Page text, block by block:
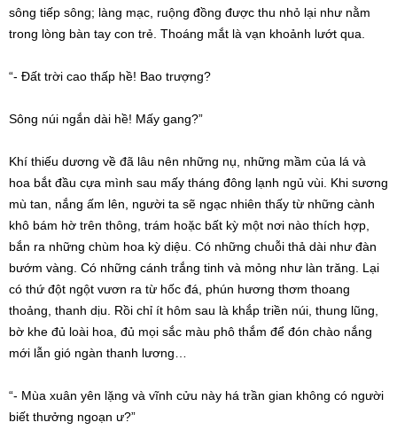
sông tiếp sông; làng mạc, ruộng đồng được thu nhỏ lại như nằm
trong lòng bàn tay con trẻ. Thoáng mắt là vạn khoảnh lướt qua.
“- Đất trời cao thấp hề! Bao trượng?
Sông núi ngắn dài hề! Mấy gang?”
Khí thiếu dương về đã lâu nên những nụ, những mầm của lá và
hoa bắt đầu cựa mình sau mấy tháng đông lạnh ngủ vùi. Khi sương
mù tan, nắng ấm lên, người ta sẽ ngạc nhiên thấy từ những cành
khô bám hờ trên thông, trám hoặc bất kỳ một nơi nào thích hợp,
bắn ra những chùm hoa kỳ diệu. Có những chuỗi thả dài như đàn
bướm vàng. Có những cánh trắng tinh và mỏng như làn trăng. Lại
có thứ đột ngột vươn ra từ hốc đá, phún hương thơm thoang
thoảng, thanh dịu. Rồi chỉ ít hôm sau là khắp triền núi, thung lũng,
bờ khe đủ loài hoa, đủ mọi sắc màu phô thắm để đón chào nắng
mới lẫn gió ngàn thanh lương…
“- Mùa xuân yên lặng và vĩnh cửu này há trần gian không có người
biết thưởng ngoạn ư?”